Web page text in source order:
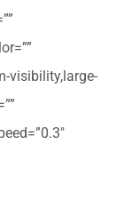
visibility,large-